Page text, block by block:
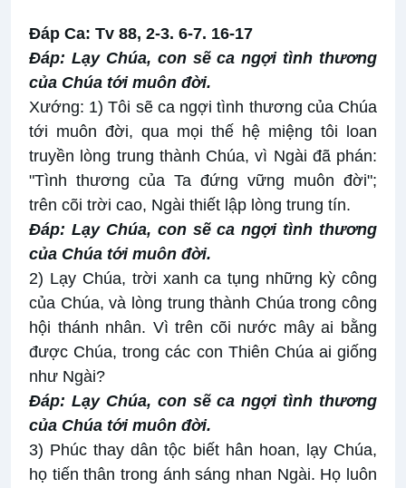
Ðáp Ca: Tv 88, 2-3. 6-7. 16-17
Ðáp: Lạy Chúa, con sẽ ca ngợi tình thương
của Chúa tới muôn đời.
Xướng: 1) Tôi sẽ ca ngợi tình thương của Chúa
tới muôn đời, qua mọi thế hệ miệng tôi loan
truyền lòng trung thành Chúa, vì Ngài đã phán:
"Tình thương của Ta đứng vững muôn đời";
trên cõi trời cao, Ngài thiết lập lòng trung tín.
Ðáp: Lạy Chúa, con sẽ ca ngợi tình thương
của Chúa tới muôn đời.
2) Lạy Chúa, trời xanh ca tụng những kỳ công
của Chúa, và lòng trung thành Chúa trong công
hội thánh nhân. Vì trên cõi nước mây ai bằng
được Chúa, trong các con Thiên Chúa ai giống
như Ngài?
Ðáp: Lạy Chúa, con sẽ ca ngợi tình thương
của Chúa tới muôn đời.
3) Phúc thay dân tộc biết hân hoan, lạy Chúa,
họ tiến thân trong ánh sáng nhan Ngài. Họ luôn